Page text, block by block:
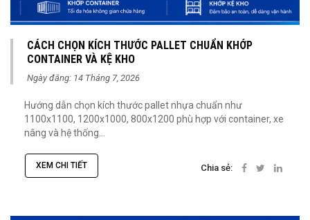
CÁCH CHỌN KÍCH THƯỚC PALLET CHUẨN KHỚP
CONTAINER VÀ KỆ KHO
Ngày đăng: 14 Tháng 7, 2026
Hướng dẫn chọn kích thước pallet nhựa chuẩn như
1100x1100, 1200x1000, 800x1200 phù hợp với container, xe
nâng và hệ thống...
XEM CHI TIẾT Chia sẻ: